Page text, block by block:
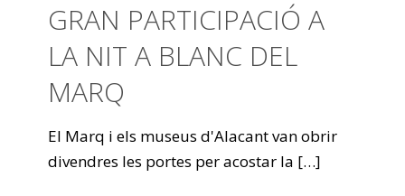
GRAN PARTICIPACIÓ A
LA NIT A BLANC DEL
MARQ
El Marq i els museus d'Alacant van obrir
divendres les portes per acostar la […]